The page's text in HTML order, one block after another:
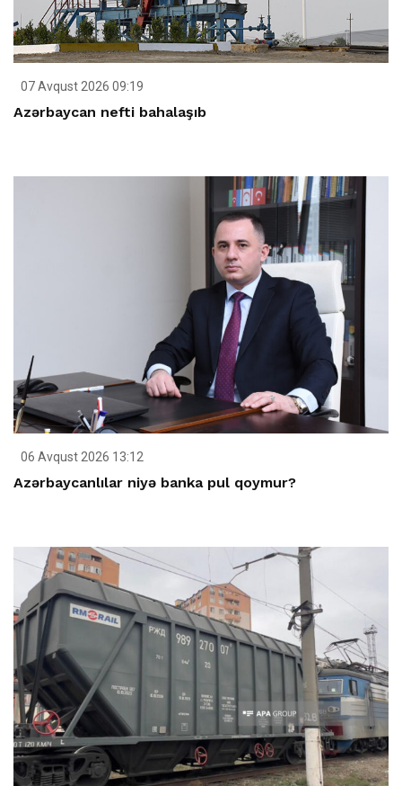
07 Avqust 2026 09:19
Azərbaycan nefti bahalaşıb
06 Avqust 2026 13:12
Azərbaycanlılar niyə banka pul qoymur?